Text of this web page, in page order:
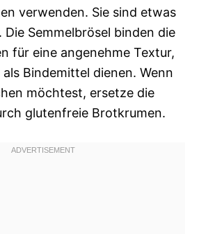
verwenden. Sie sind etwas
Semmelbrösel binden die
für eine angenehme Textur,
Bindemittel dienen. Wenn
möchtest, ersetze die
glutenfreie Brotkrumen.